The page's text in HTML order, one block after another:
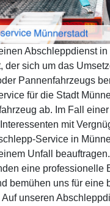
Abschleppdienst in
der sich um das
Pannenfahrzeugs
für die Stadt
ab. Im Fall
mit
Service in
Unfall
eine professionelle
bemühen uns für eine
unseren